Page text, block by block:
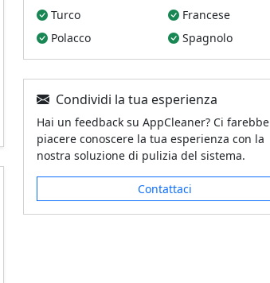
Turco
Francese
Polacco
Spagnolo
Condividi la tua esperienza
Hai un feedback su AppCleaner? Ci farebbe
piacere conoscere la tua esperienza con la
nostra soluzione di pulizia del sistema.
Contattaci